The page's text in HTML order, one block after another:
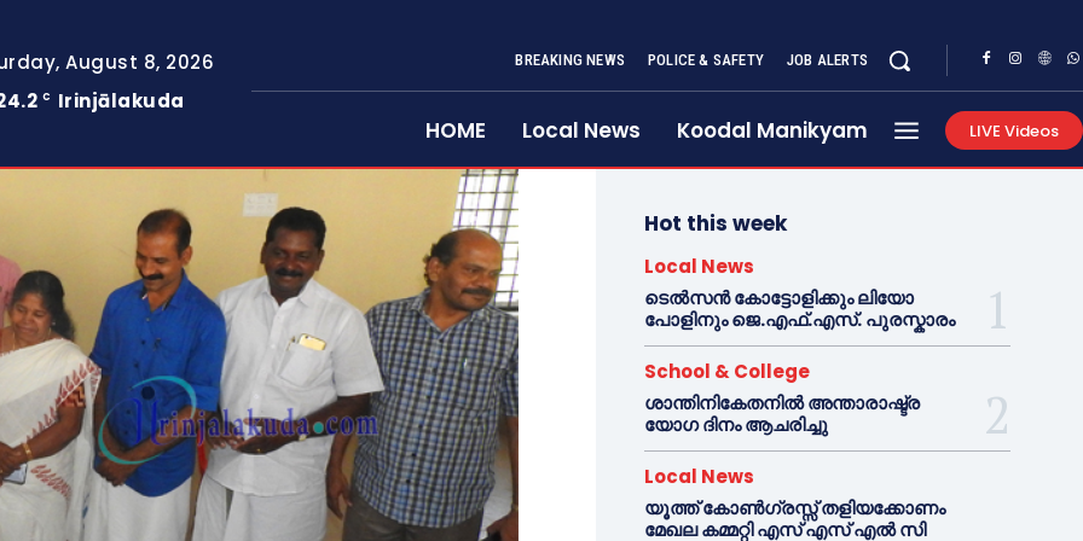
August 8, 2026
C Irinjālakuda
BREAKING NEWS POLICE & SAFETY JOB ALERTS
HOME Local News Koodal Manikyam LIVE Videos
Hot this week
Local News
ടെൽസൻ കോട്ടോളിക്കും ലിയോ
പോളിനും ജെ.എഫ്.എസ്. പുരസ്കാരം
School & College
ശാന്തിനികേതനിൽ അന്താരാഷ്ട്ര
യോഗ ദിനം ആചരിച്ചു
Local News
യൂത്ത് കോൺഗ്രസ്സ് തളിയക്കോണം
മേഖല കമ്മറ്റി എസ് എസ് എൽ സി